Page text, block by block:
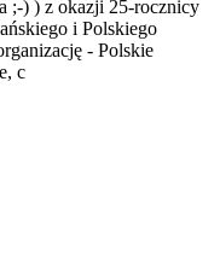
;-) ) z okazji 25-rocznicy
i Polskiego
- Polskie
c